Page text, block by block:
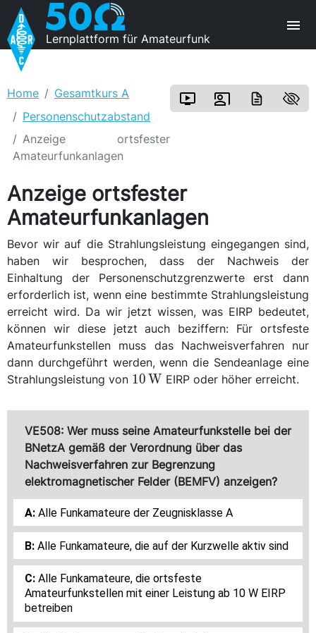
Lernplattform für Amateurfunk
Home
Gesamtkurs A
Personenschutzabstand
Anzeige ortsfester
Amateurfunkanlagen
Anzeige ortsfester
Amateurfunkanlagen
Bevor wir auf die Strahlungsleistung eingegangen sind,
haben wir besprochen, dass der Nachweis der
Einhaltung der Personenschutzgrenzwerte erst dann
erforderlich ist, wenn eine bestimmte Strahlungsleistung
erreicht wird. Da wir jetzt wissen, was EIRP bedeutet,
können wir diese jetzt auch beziffern: Für ortsfeste
Amateurfunkstellen muss das Nachweisverfahren nur
dann durchgeführt werden, wenn die Sendeanlage eine
Strahlungsleistung von \qty{10}
10W EIRP oder höher erreicht.
VE508: Wer muss seine Amateurfunkstelle bei der
BNetzA gemäß der Verordnung über das
Nachweisverfahren zur Begrenzung
elektromagnetischer Felder (BEMFV) anzeigen?
Alle Funkamateure der Zeugnisklasse A
Alle Funkamateure, die auf der Kurzwelle aktiv sind
Alle Funkamateure, die ortsfeste
Amateurfunkstellen mit einer Leistung ab 10 W EIRP
betreiben